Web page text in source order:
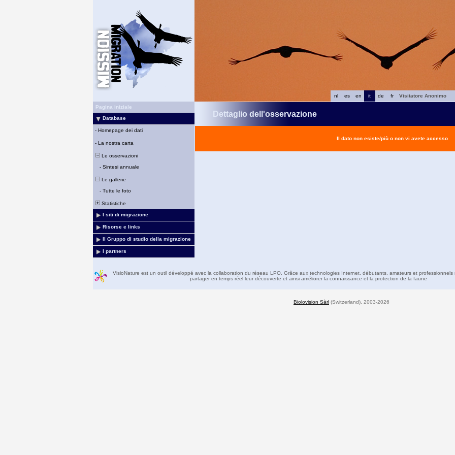
fr
de
it
en
es
nl
Visitatore Anonimo
Pagina iniziale
Database
- Homepage dei dati
- La nostra carta
Le osservazioni
- Sintesi annuale
Le gallerie
- Tutte le foto
Statistiche
I siti di migrazione
Risorse e links
Il Gruppo di studio della migrazione
I partners
Dettaglio dell'osservazione
Il dato non esiste/più o non vi avete accesso
VisioNature est un outil développé avec la collaboration du réseau LPO. Grâce aux technologies Internet, débutants, amateurs et professionnels
partager en temps réel leur découverte et ainsi améliorer la connaissance et la protection de la faune
Biolovision Sàrl (Switzerland), 2003-2026